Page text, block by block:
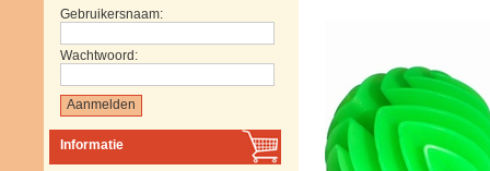
Gebruikersnaam:
Wachtwoord:
Informatie